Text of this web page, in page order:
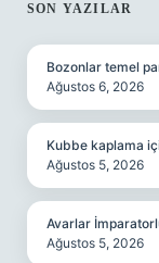
SON YAZILAR
Bozonlar temel
Ağustos 6, 2026
Kubbe kaplama
Ağustos 5, 2026
Avarlar
Ağustos 5, 2026